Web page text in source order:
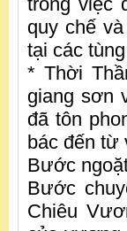
quy chế
tại các
* Thời
giang sơn
đã tôn
bác đến từ
Bước
Bước
Chiêu